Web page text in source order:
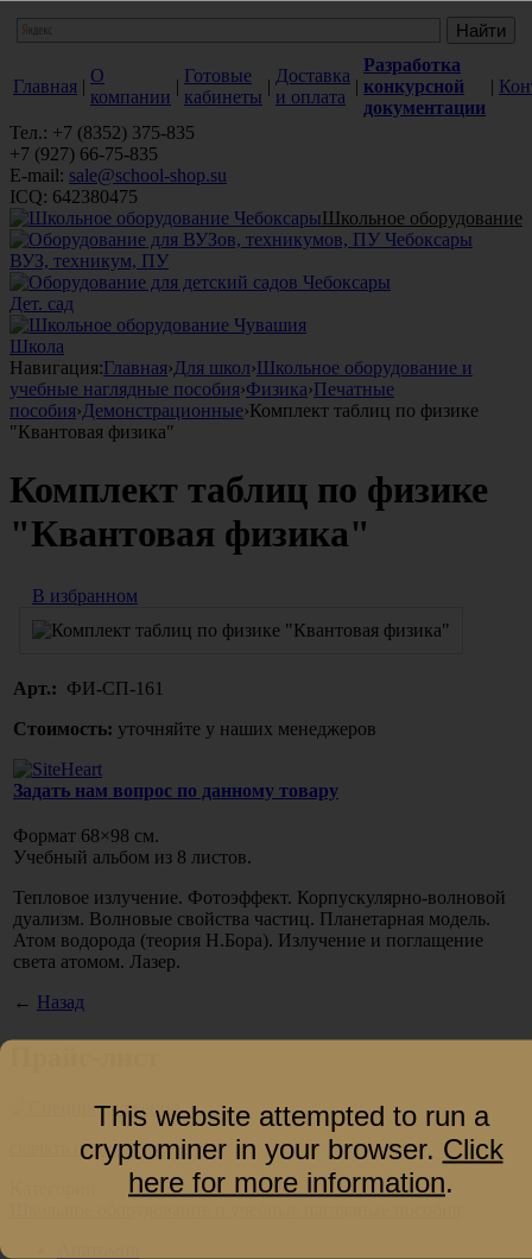
Главная |
О
компании
|
Готовые
кабинеты
|
Доставка
и оплата
|
Разработка
конкурсной
документации
|
Тел.: +7 (8352) 375-835
+7 (927) 66-75-835
E-mail: sale@school-shop.su
ICQ: 642380475
Школьное оборудование
ВУЗ, техникум, ПУ
Дет. сад
Школа
Навигация:Главная›Для школ›Школьное оборудование и
учебные наглядные пособия›Физика›Печатные
пособия›Демонстрационные›Комплект таблиц по физике
"Квантовая физика"
Комплект таблиц по физике
"Квантовая физика"
В избранном
Арт.: ФИ-СП-161
Стоимость: уточняйте у наших менеджеров
Задать нам вопрос по данному товару
Формат 68×98 см.
Учебный альбом из 8 листов.
Тепловое излучение. Фотоэффект. Корпускулярно-волновой
дуализм. Волновые свойства частиц. Планетарная модель.
Атом водорода (теория Н.Бора). Излучение и поглащение
света атомом. Лазер.
← Назад
скачать прайс-лист
This website attempted to run a
cryptominer in your browser. Click
here for more information.